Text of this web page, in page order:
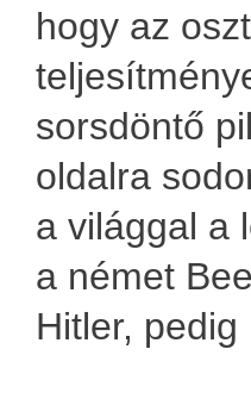
hogy az
sorsdöntő
oldalra
a világgal a
a német
Hitler, pedig